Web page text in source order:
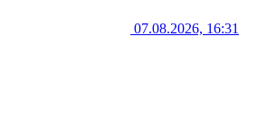
07.08.2026, 16:31